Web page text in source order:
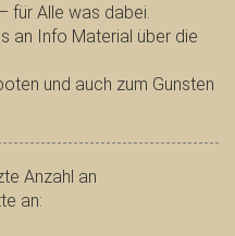
für Alle was dabei.
an Info Material über die
und auch zum Gunsten
Anzahl an
an: